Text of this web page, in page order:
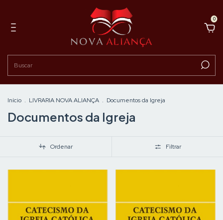
0
Início . LIVRARIA NOVA ALIANÇA . Documentos da Igreja
Documentos da Igreja
Ordenar Filtrar